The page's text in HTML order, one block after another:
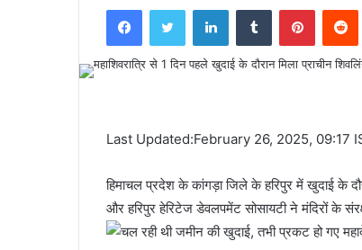
FacebookTwitter LinkedInTumblr Pinterest
Last Updated:February 26, 2025, 09:17
हिमाचल प्रदेश के कांगड़ा जिले के हरिपुर में खुदाई के
और हरिपुर हेरिटेज डेवलपमेंट सोसायटी ने मंदिरों के